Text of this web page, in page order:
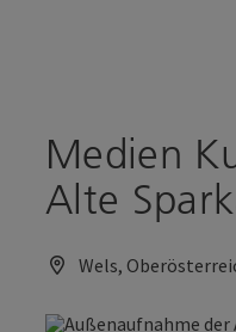
Medien
Alte
Wels,